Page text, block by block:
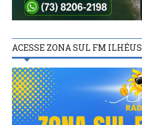
ACESSE ZONA SUL FM ILHÉUS